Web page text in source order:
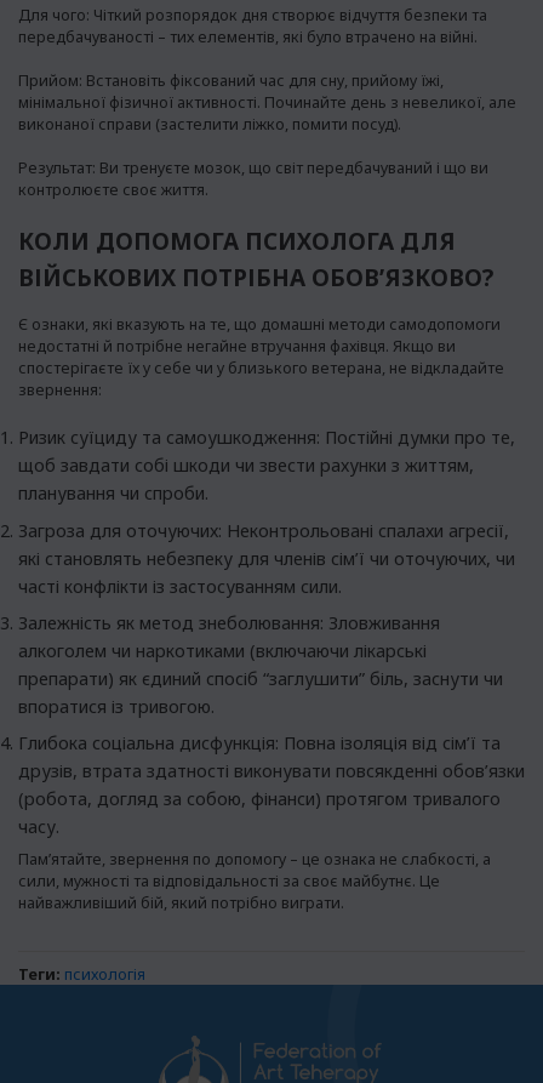
Для чого: Чіткий розпорядок дня створює відчуття безпеки та
передбачуваності – тих елементів, які було втрачено на війні.
Прийом: Встановіть фіксований час для сну, прийому їжі,
мінімальної фізичної активності. Починайте день з невеликої, але
виконаної справи (застелити ліжко, помити посуд).
Результат: Ви тренуєте мозок, що світ передбачуваний і що ви
контролюєте своє життя.
КОЛИ ДОПОМОГА ПСИХОЛОГА ДЛЯ
ВІЙСЬКОВИХ ПОТРІБНА ОБОВ’ЯЗКОВО?
Є ознаки, які вказують на те, що домашні методи самодопомоги
недостатні й потрібне негайне втручання фахівця. Якщо ви
спостерігаєте їх у себе чи у близького ветерана, не відкладайте
звернення:
Ризик суїциду та самоушкодження: Постійні думки про те,
щоб завдати собі шкоди чи звести рахунки з життям,
планування чи спроби.
Загроза для оточуючих: Неконтрольовані спалахи агресії,
які становлять небезпеку для членів сім’ї чи оточуючих, чи
часті конфлікти із застосуванням сили.
Залежність як метод знеболювання: Зловживання
алкоголем чи наркотиками (включаючи лікарські
препарати) як єдиний спосіб “заглушити” біль, заснути чи
впоратися із тривогою.
Глибока соціальна дисфункція: Повна ізоляція від сім’ї та
друзів, втрата здатності виконувати повсякденні обов’язки
(робота, догляд за собою, фінанси) протягом тривалого
часу.
Пам’ятайте, звернення по допомогу – це ознака не слабкості, а
сили, мужності та відповідальності за своє майбутнє. Це
найважливіший бій, який потрібно виграти.
Теги: психологія